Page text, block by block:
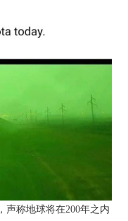
声称地球将在200年之内